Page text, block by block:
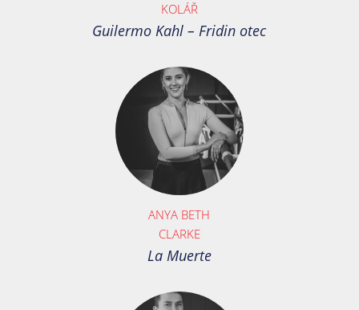
KOLÁŘ
Guilermo Kahl – Fridin otec
ANYA BETH
CLARKE
La Muerte